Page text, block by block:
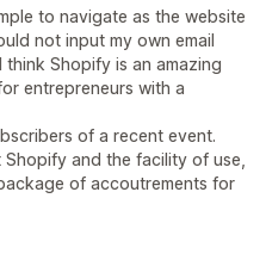
to navigate as the website
not input my own email
Shopify is an amazing
entrepreneurs with a
of a recent event.
Shopify and the facility of use,
of accoutrements for